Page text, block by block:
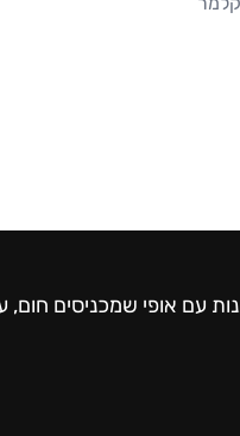
עם אופי שמכניסים חום,